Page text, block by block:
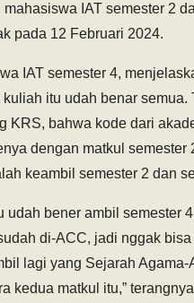
IAT semester 2
pada 12 Februari 2024.
IAT semester 4,
kuliah itu udah benar
KRS, bahwa kode dari
dengan matkul
keambil semester 2 dan
udah bener ambil semester
di-ACC, jadi nggak
lagi yang Sejarah
kedua matkul itu,”